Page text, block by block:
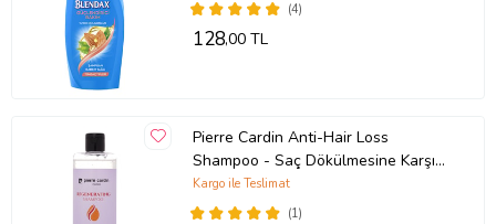
(4)
128,00 TL
Pierre Cardin Anti-Hair Loss
Shampoo - Saç Dökülmesine Karşı
Şampuan 400 ml
(1)
Kargo ile Teslimat